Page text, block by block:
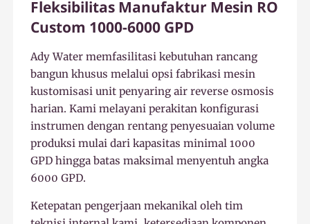
Fleksibilitas Manufaktur Mesin RO
Custom 1000-6000 GPD
Ady Water memfasilitasi kebutuhan rancang
bangun khusus melalui opsi fabrikasi mesin
kustomisasi unit penyaring air reverse osmosis
harian. Kami melayani perakitan konfigurasi
instrumen dengan rentang penyesuaian volume
produksi mulai dari kapasitas minimal 1000
GPD hingga batas maksimal menyentuh angka
6000 GPD.
Ketepatan pengerjaan mekanikal oleh tim